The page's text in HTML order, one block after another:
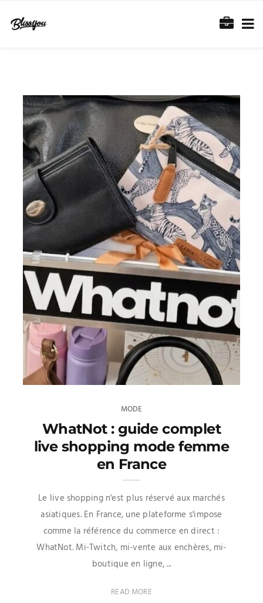
MODE
WhatNot : guide complet
live shopping mode femme
en France
Le live shopping n'est plus réservé aux marchés
asiatiques. En France, une plateforme s'impose
comme la référence du commerce en direct :
WhatNot. Mi-Twitch, mi-vente aux enchères, mi-
boutique en ligne, ...
READ MORE